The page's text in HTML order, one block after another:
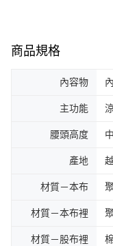
商品規格
內容物
主功能
腰頭高度
產地
材質－本布
材質－本布裡
材質－股布裡